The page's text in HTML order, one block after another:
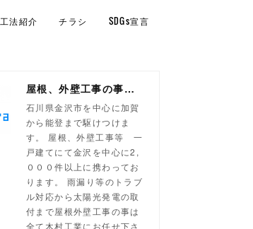
法紹介 チラシ SDGs宣言
屋根、外壁工事の事なら！金沢市 木村工業
石川県金沢市を中心に加賀
から能登まで駆けつけま
す。 屋根、外壁工事等 一
戸建てにて金沢を中心に2,
０００件以上に携わってお
ります。 雨漏り等のトラブ
ル対応から太陽光発電の取
付まで屋根外壁工事の事は
全て木村工業にお任せ下さ